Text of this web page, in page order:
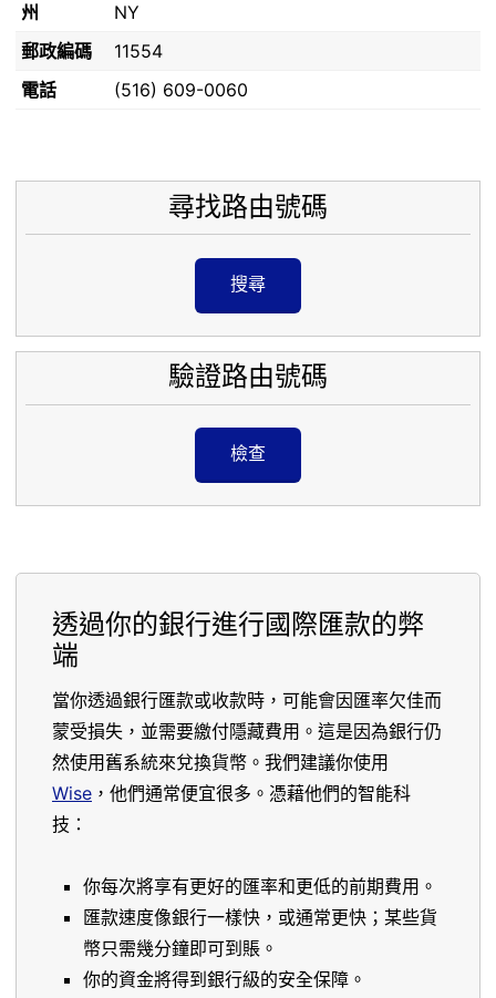
州
NY
郵政編碼
11554
電話
(516) 609-0060
尋找路由號碼
搜尋
驗證路由號碼
檢查
透過你的銀行進行國際匯款的弊
端
當你透過銀行匯款或收款時，可能會因匯率欠佳而
蒙受損失，並需要繳付隱藏費用。這是因為銀行仍
然使用舊系統來兌換貨幣。我們建議你使用
Wise ，他們通常便宜很多。憑藉他們的智能科
技：
你每次將享有更好的匯率和更低的前期費用。
匯款速度像銀行一樣快，或通常更快；某些貨
幣只需幾分鐘即可到賬。
你的資金將得到銀行級的安全保障。